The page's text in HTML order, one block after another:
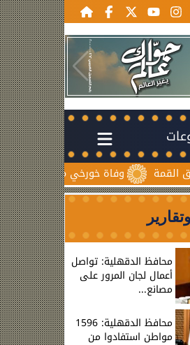
وفاة خورخي ميسي والد نجم الأرجنتين
محافظ الدقهلية: تواصل
أعمال لجان المرور على
مصانع...
محافظ الدقهلية: 1596
مواطن استفادوا من